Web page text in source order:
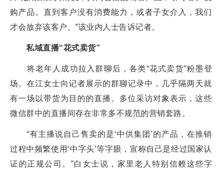
购产品。直到客户没有消费能力，或者子女介入，我们
才会放弃该客户。”该业内人士告诉记者。
私域直播“花式卖货”
将老年人成功拉入群聊后，各类“花式卖货”粉墨登
场。在江女士向记者展示的群聊记录中，几乎隔两天就
有一场以带货为目的的直播。多位采访对象表示，这些
微信群中的直播间存在非常多不规范的营销套路。
“有主播说自己售卖的是‘中供集团’的产品，在推销
过程中频繁使用‘中字头’等字眼，宣称自己是经过国家认
证的正规公司。”白女士说，家里老人特别信赖这些字